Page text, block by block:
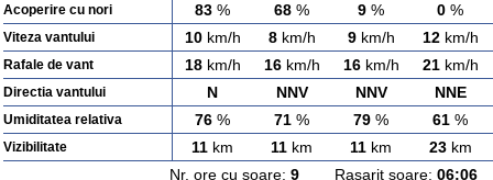
Acoperire cu nori 83 % 68 % 9 % 0 %
Viteza vantului 10km/h 8km/h 9km/h 12km/h
Rafale de vant 18km/h 16km/h 16km/h 21km/h
Directia vantului N NNV NNV NNE
Umiditatea relativa 76 % 71 % 79 % 61 %
Vizibilitate 11 km 11 km 11 km 23km
Nr. ore cu soare: 9Rasarit soare: 06:06